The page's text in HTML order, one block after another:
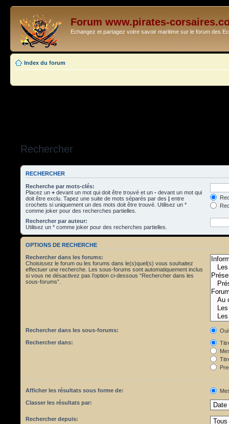
Forum www.pirates-
Echangez et partagez votre savoir maritime sur le forum des
Index du forum
Rechercher
RECHERCHER
Recherche par mots-clés:
Placez un + devant un mot qui doit être trouvé et un - devant un mot qui
doit être exclu. Tapez une suite de mots séparés par des | entre
crochets si uniquement un des mots doit être trouvé. Utilisez un *
comme joker pour des recherches partielles.
Rechercher par auteur:
Utilisez un * comme joker pour des recherches partielles.
OPTIONS DE RECHERCHE
Rechercher dans les forums:
Choisissez le forum ou les forums dans le(s)quel(s) vous souhaitez
effectuer une recherche. Les sous-forums sont automatiquement inclus
si vous ne désactivez pas l’option ci-dessous “Rechercher dans les
sous-forums”.
Rechercher dans les sous-forums:
Oui
Rechercher dans:
Afficher les résultats sous forme de:
Classer les résultats par:
Rechercher depuis: